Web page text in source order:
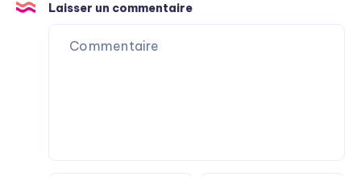
Laisser un commentaire